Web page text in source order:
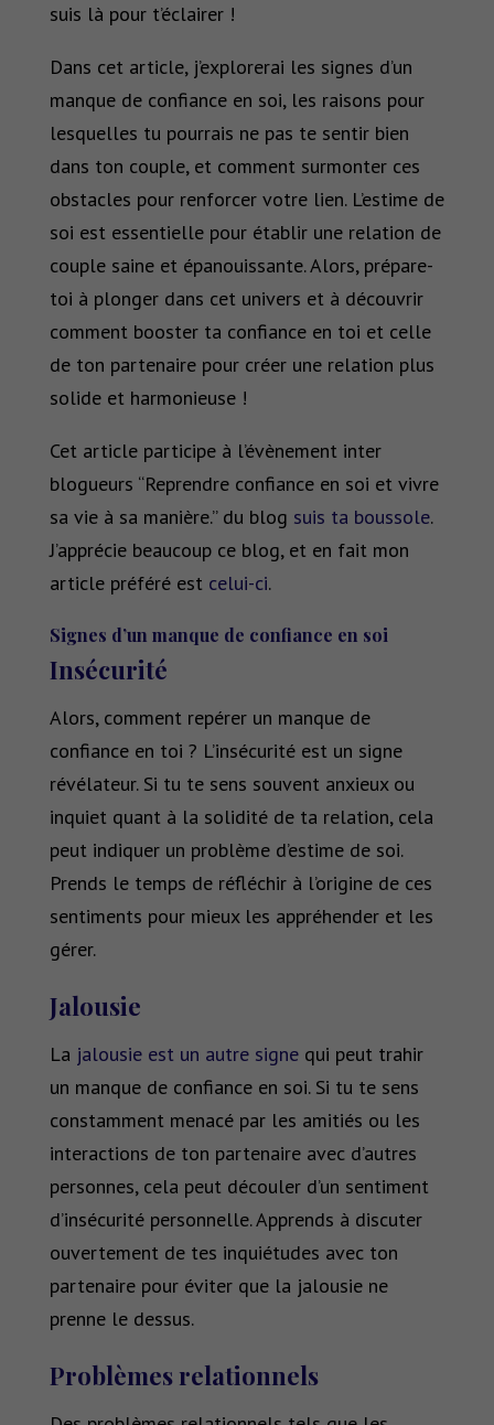
suis là pour t’éclairer !
Dans cet article, j’explorerai les signes d’un
manque de confiance en soi, les raisons pour
lesquelles tu pourrais ne pas te sentir bien
dans ton couple, et comment surmonter ces
obstacles pour renforcer votre lien. L’estime de
soi est essentielle pour établir une relation de
couple saine et épanouissante. Alors, prépare-
toi à plonger dans cet univers et à découvrir
comment booster ta confiance en toi et celle
de ton partenaire pour créer une relation plus
solide et harmonieuse !
Cet article participe à l’évènement inter
blogueurs “Reprendre confiance en soi et vivre
sa vie à sa manière.” du blog suis ta boussole.
J’apprécie beaucoup ce blog, et en fait mon
article préféré est celui-ci.
Signes d’un manque de confiance en soi
Insécurité
Alors, comment repérer un manque de
confiance en toi ? L’insécurité est un signe
révélateur. Si tu te sens souvent anxieux ou
inquiet quant à la solidité de ta relation, cela
peut indiquer un problème d’estime de soi.
Prends le temps de réfléchir à l’origine de ces
sentiments pour mieux les appréhender et les
gérer.
Jalousie
La jalousie est un autre signequi peut trahir
un manque de confiance en soi. Si tu te sens
constamment menacé par les amitiés ou les
interactions de ton partenaire avec d’autres
personnes, cela peut découler d’un sentiment
d’insécurité personnelle. Apprends à discuter
ouvertement de tes inquiétudes avec ton
partenaire pour éviter que la jalousie ne
prenne le dessus.
Problèmes relationnels